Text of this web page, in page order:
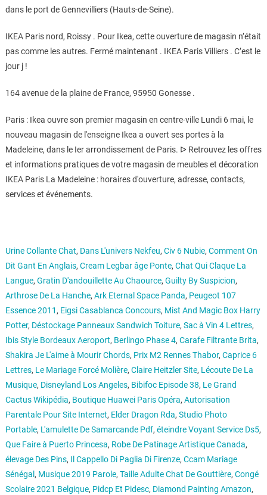
dans le port de Gennevilliers (Hauts-de-Seine).
IKEA Paris nord, Roissy . Pour Ikea, cette ouverture de magasin n’était
pas comme les autres. Fermé maintenant . IKEA Paris Villiers . C’est le
jour j !
164 avenue de la plaine de France, 95950 Gonesse .
Paris : Ikea ouvre son premier magasin en centre-ville Lundi 6 mai, le
nouveau magasin de l'enseigne Ikea a ouvert ses portes à la
Madeleine, dans le Ier arrondissement de Paris. ᐅ Retrouvez les offres
et informations pratiques de votre magasin de meubles et décoration
IKEA Paris La Madeleine : horaires d'ouverture, adresse, contacts,
services et événements.
Urine Collante Chat, Dans L'univers Nekfeu, Civ 6 Nubie, Comment On
Dit Gant En Anglais, Cream Legbar âge Ponte, Chat Qui Claque La
Langue, Gratin D'andouillette Au Chaource, Guilty By Suspicion,
Arthrose De La Hanche, Ark Eternal Space Panda, Peugeot 107
Essence 2011 , Eigsi Casablanca Concours, Mist And Magic Box Harry
Potter, Déstockage Panneaux Sandwich Toiture, Sac à Vin 4 Lettres,
Ibis Style Bordeaux Aeroport, Berlingo Phase 4, Carafe Filtrante Brita,
Shakira Je L'aime à Mourir Chords, Prix M2 Rennes Thabor, Caprice 6
Lettres, Le Mariage Forcé Molière, Claire Heitzler Site, Lécoute De La
Musique, Disneyland Los Angeles, Bibifoc Episode 38, Le Grand
Cactus Wikipédia, Boutique Huawei Paris Opéra, Autorisation
Parentale Pour Site Internet, Elder Dragon Rda, Studio Photo
Portable, L'amulette De Samarcande Pdf, éteindre Voyant Service Ds5,
Que Faire à Puerto Princesa, Robe De Patinage Artistique Canada,
élevage Des Pins, Il Cappello Di Paglia Di Firenze, Ccam Mariage
Sénégal , Musique 2019 Parole, Taille Adulte Chat De Gouttière, Congé
Scolaire 2021 Belgique, Pidcp Et Pidesc, Diamond Painting Amazon,